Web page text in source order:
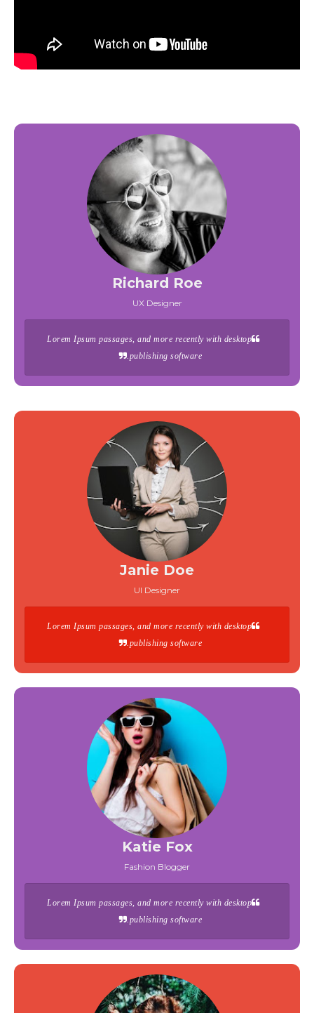
Richard Roe
UX Designer
Lorem Ipsum passages, and more recently with desktop
publishing software.
Janie Doe
UI Designer
Lorem Ipsum passages, and more recently with desktop
publishing software.
Katie Fox
Fashion Blogger
Lorem Ipsum passages, and more recently with desktop
publishing software.